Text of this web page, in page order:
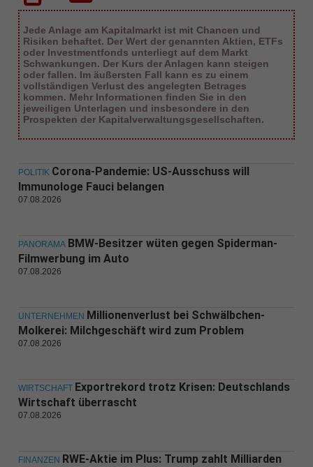
Jede Anlage am Kapitalmarkt ist mit Chancen und
Risiken behaftet. Der Wert der genannten Aktien, ETFs
oder Investmentfonds unterliegt auf dem Markt
Schwankungen. Der Kurs der Anlagen kann steigen
oder fallen. Im äußersten Fall kann es zu einem
vollständigen Verlust des angelegten Betrages
kommen. Mehr Informationen finden Sie in den
jeweiligen Unterlagen und insbesondere in den
Prospekten der Kapitalverwaltungsgesellschaften.
POLITIK Corona-Pandemie: US-Ausschuss will
Immunologe Fauci belangen
07.08.2026
PANORAMA BMW-Besitzer wüten gegen Spiderman-
Filmwerbung im Auto
07.08.2026
UNTERNEHMEN Millionenverlust bei Schwälbchen-
Molkerei: Milchgeschäft wird zum Problem
07.08.2026
WIRTSCHAFT Exportrekord trotz Krisen: Deutschlands
Wirtschaft überrascht
07.08.2026
FINANZEN RWE-Aktie im Plus: Trump zahlt Milliarden